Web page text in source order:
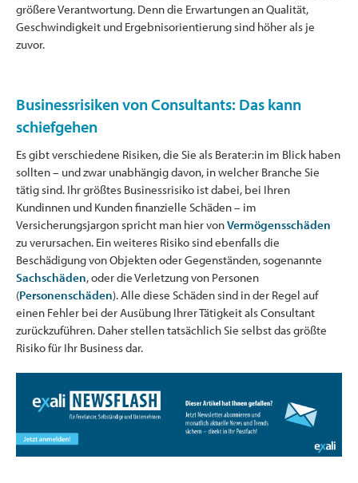
größere Verantwortung. Denn die Erwartungen an Qualität,
Geschwindigkeit und Ergebnisorientierung sind höher als je
zuvor.
Businessrisiken von Consultants: Das kann
schiefgehen
Es gibt verschiedene Risiken, die Sie als Berater:in im Blick haben
sollten – und zwar unabhängig davon, in welcher Branche Sie
tätig sind. Ihr größtes Businessrisiko ist dabei, bei Ihren
Kundinnen und Kunden finanzielle Schäden – im
Versicherungsjargon spricht man hier vonVermögensschäden
zu verursachen. Ein weiteres Risiko sind ebenfalls die
Beschädigung von Objekten oder Gegenständen, sogenannte
Sachschäden, oder die Verletzung von Personen
(Personenschäden). Alle diese Schäden sind in der Regel auf
einen Fehler bei der Ausübung Ihrer Tätigkeit als Consultant
zurückzuführen. Daher stellen tatsächlich Sie selbst das größte
Risiko für Ihr Business dar.